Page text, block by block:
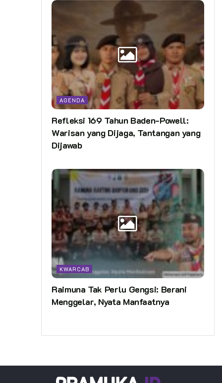
AGENDA
Refleksi 169 Tahun Baden-Powell:
Warisan yang Dijaga, Tantangan yang
Dijawab
KWARCAB
Raimuna Tak Perlu Gengsi: Berani
Menggelar, Nyata Manfaatnya